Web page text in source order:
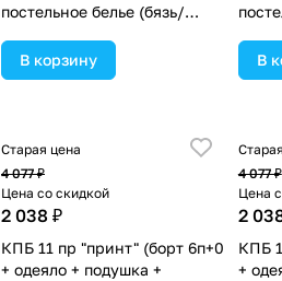
постельное белье (бязь/
цвета в ассортименте.
В корзину В
Старая цена
4 077 ₽
Цена со скидкой
2 038 ₽
КПБ 11 пр "принт" (борт 6п+0
+ одеяло + подушка +
4 077 ₽
Цена
2
КПБ
+